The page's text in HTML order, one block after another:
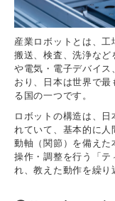
産業ロボットとは、工
搬送、検査、洗浄など
や電気・電子デバイス
おり、日本は世界で
る国の一つです。
ロボットの構造は、
れていて、基本的に
動軸（関節）を備え
操作・調整を行う「テ
れ、教えた動作を繰り